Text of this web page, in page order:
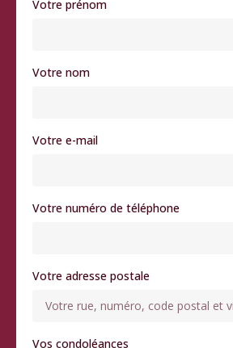
Votre prénom
Votre nom
Votre e-mail
Votre numéro de téléphone
Votre adresse postale
Vos condoléances